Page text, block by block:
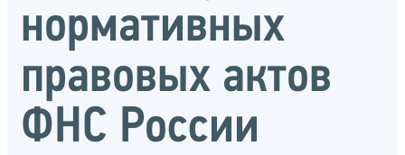
нормативных
правовых актов
ФНС России